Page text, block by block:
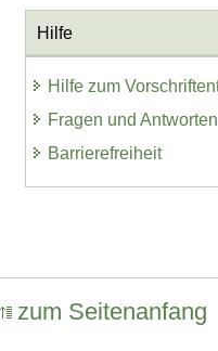
Hilfe
Hilfe zum
Fragen und Antworten
Barrierefreiheit
zum Seitenanfang